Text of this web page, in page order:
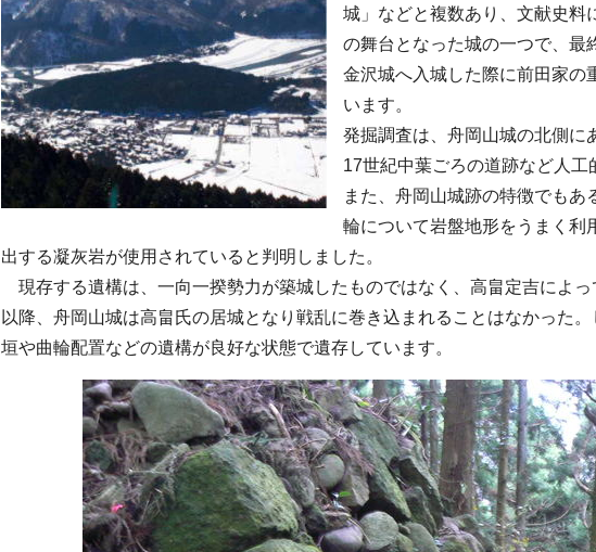
城」などと複数あり、文献史料
の舞台となった城の一つで、最
金沢城へ入城した際に前田家の
います。
発掘調査は、舟岡山城の北側に
17世紀中葉ごろの道跡など人工
また、舟岡山城跡の特徴でもあ
輪について岩盤地形をうまく利
出する凝灰岩が使用されていると判明しました。
現存する遺構は、一向一揆勢力が築城したものではなく、高畠定吉によ
以降、舟岡山城は高畠氏の居城となり戦乱に巻き込まれることはなかった
垣や曲輪配置などの遺構が良好な状態で遺存しています。